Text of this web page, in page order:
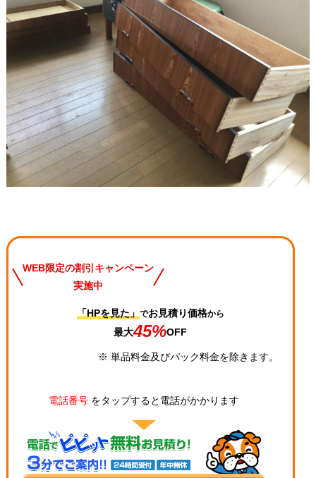
WEB限定の割引キャンペーン
実施中
「HPを見た」 でお見積り価格から
最大45%OFF
※ 単品料金及びパック料金を除きます。
電話番号 をタップすると電話がかかります